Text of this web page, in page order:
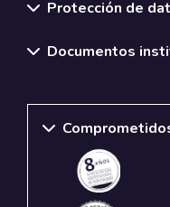
Protección de
Documentos